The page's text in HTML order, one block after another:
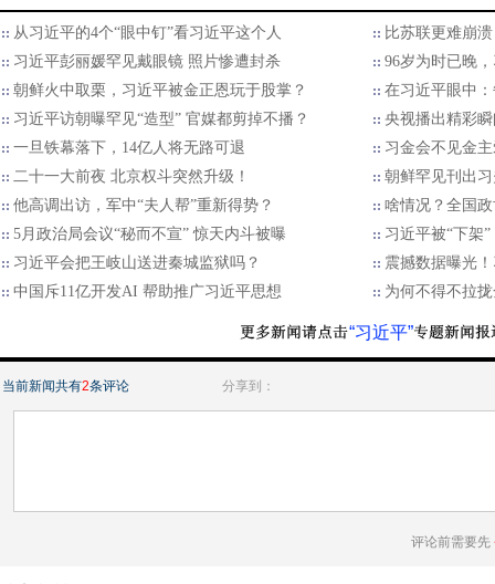
从习近平的4个“眼中钉”看习近平这个人
比苏联更难崩
习近平彭丽媛罕见戴眼镜 照片惨遭封杀
96岁为时已晚
朝鲜火中取栗，习近平被金正恩玩于股掌？
在习近平眼中
习近平访朝曝罕见“造型” 官媒都剪掉不播？
央视播出精彩
一旦铁幕落下，14亿人将无路可退
习金会不见金
二十一大前夜 北京权斗突然升级！
朝鲜罕见刊出
他高调出访，军中“夫人帮”重新得势？
啥情况？全国
5月政治局会议“秘而不宣” 惊天内斗被曝
习近平被“下架
习近平会把王岐山送进秦城监狱吗？
震撼数据曝光
中国斥11亿开发AI 帮助推广习近平思想
为何不得不拉
“习近平”
当前新闻共有2条评论 分享到：
评论前需要先